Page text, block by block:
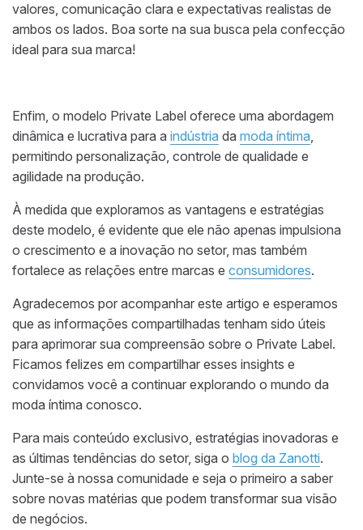
valores, comunicação clara e expectativas realistas de
ambos os lados. Boa sorte na sua busca pela confecção
ideal para sua marca!
Enfim, o modelo Private Label oferece uma abordagem
dinâmica e lucrativa para a indústria da moda íntima,
permitindo personalização, controle de qualidade e
agilidade na produção.
À medida que exploramos as vantagens e estratégias
deste modelo, é evidente que ele não apenas impulsiona
o crescimento e a inovação no setor, mas também
fortalece as relações entre marcas e consumidores.
Agradecemos por acompanhar este artigo e esperamos
que as informações compartilhadas tenham sido úteis
para aprimorar sua compreensão sobre o Private Label.
Ficamos felizes em compartilhar esses insights e
convidamos você a continuar explorando o mundo da
moda íntima conosco.
Para mais conteúdo exclusivo, estratégias inovadoras e
as últimas tendências do setor, siga o blog da Zanotti.
Junte-se à nossa comunidade e seja o primeiro a saber
sobre novas matérias que podem transformar sua visão
de negócios.